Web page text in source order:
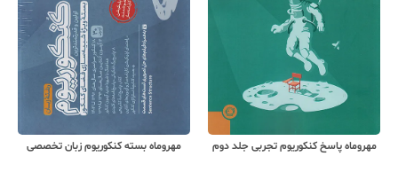
مهروماه بسته کنکوریوم زبان تخصصی اخوان تست عمومی و پایه سیرتاپیاز